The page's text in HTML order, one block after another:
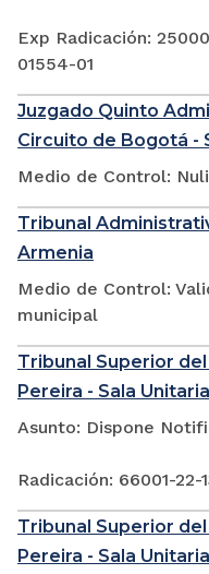
Exp Radicación:
01554-01
Juzgado Quinto
Circuito de Bogotá -
Medio de Control:
Tribunal
Armenia
Medio de Control:
municipal
Tribunal Superior
Pereira - Sala
Asunto: Dispone
Radicación: 66001-
Tribunal Superior
Pereira - Sala